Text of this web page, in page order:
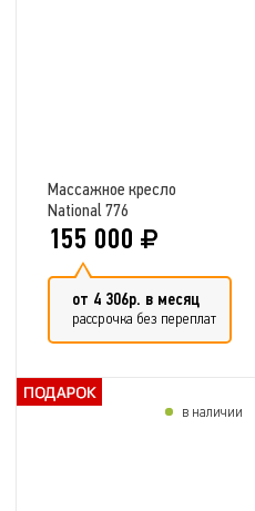
Массажное кресло
National 776
155 000
от 4 306р. в месяц
рассрочка без переплат
в наличии